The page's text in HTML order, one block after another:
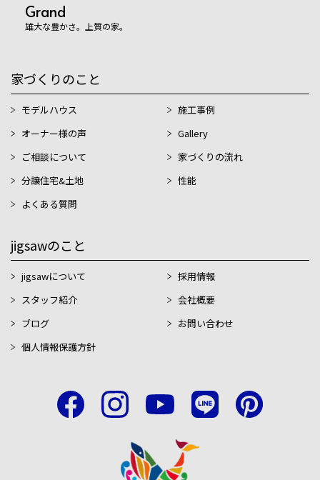
Grand
雄大な豊かさ。上質の家。
家づくりのこと
モデルハウス
施工事例
オーナー様の声
Gallery
ご相談について
家づくりの流れ
分譲住宅&土地
性能
よくある質問
jigsawのこと
jigsawについて
採用情報
スタッフ紹介
会社概要
ブログ
お問い合わせ
個人情報保護方針